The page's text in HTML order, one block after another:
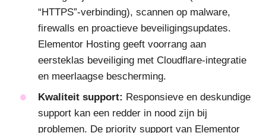
“HTTPS”-verbinding), scannen op malware,
firewalls en proactieve beveiligingsupdates.
Elementor Hosting geeft voorrang aan
eersteklas beveiliging met Cloudflare-integratie
en meerlaagse bescherming.
Kwaliteit support: Responsieve en deskundige
support kan een redder in nood zijn bij
problemen. De priority support van Elementor